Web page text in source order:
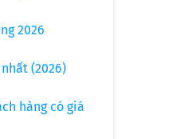
2026
(2026)
hàng có giá